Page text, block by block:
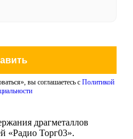
вы соглашаетесь с Политикой
драгметаллов
«Радио Торг03».